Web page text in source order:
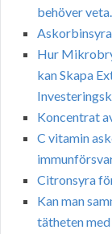
behöver veta.
Hur
kan Skapa
Koncentrat
C vitamin
Citronsyra
Kan man
tätheten